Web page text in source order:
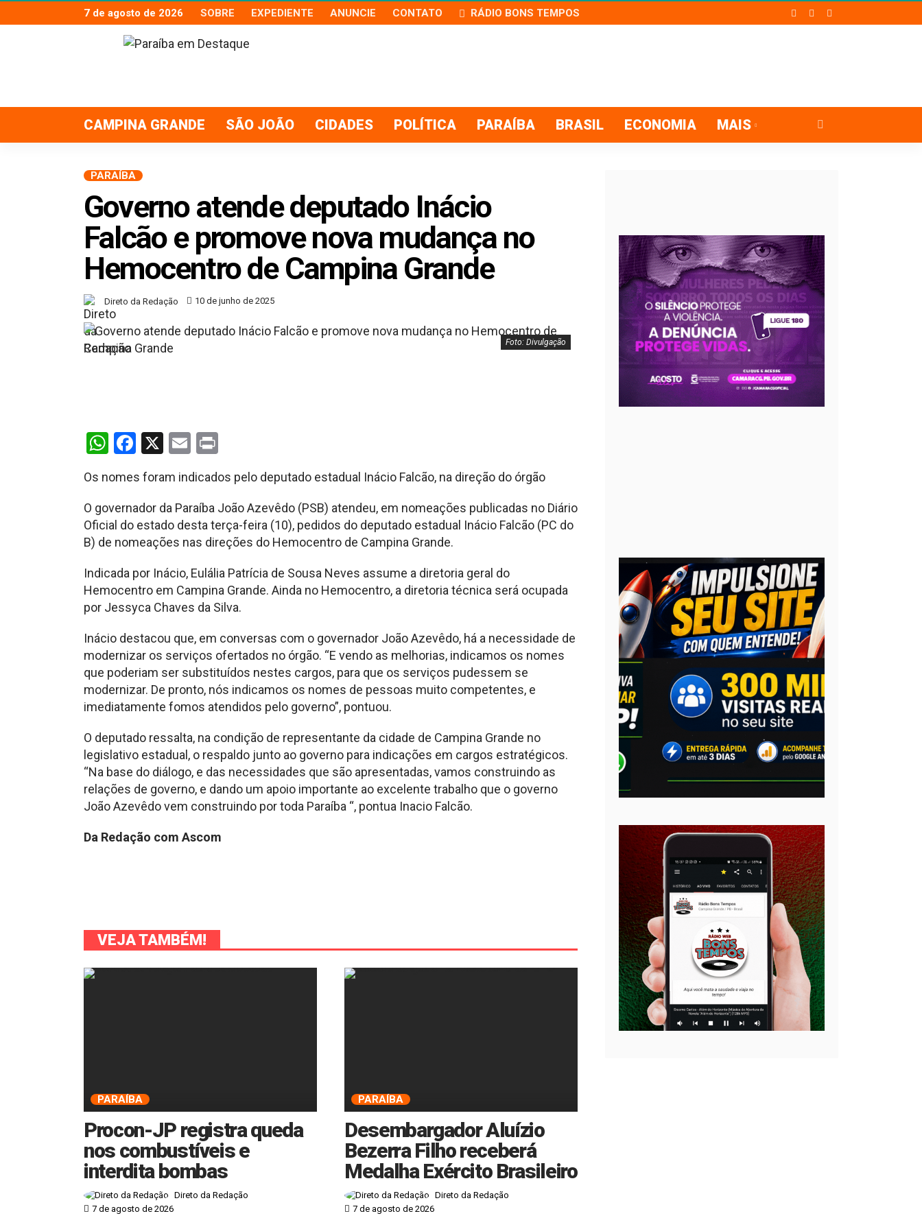
7 de agosto de 2026 SOBRE EXPEDIENTE ANUNCIE CONTATO RÁDIO BONS TEMPOS
CAMPINA GRANDE SÃO JOÃO CIDADES POLÍTICA PARAÍBA BRASIL ECONOMIA MAIS
PARAÍBA
Governo atende deputado Inácio
Falcão e promove nova mudança no
Hemocentro de Campina Grande
Direto da Redação 10 de junho de 2025
Foto: Divulgação
WhatsApp
Facebook
X Email
Os nomes foram indicados pelo deputado estadual Inácio Falcão, na direção do órgão
O governador da Paraíba João Azevêdo (PSB) atendeu, em nomeações publicadas no Diário
Oficial do estado desta terça-feira (10), pedidos do deputado estadual Inácio Falcão (PC do
B) de nomeações nas direções do Hemocentro de Campina Grande.
Indicada por Inácio, Eulália Patrícia de Sousa Neves assume a diretoria geral do
Hemocentro em Campina Grande. Ainda no Hemocentro, a diretoria técnica será ocupada
por Jessyca Chaves da Silva.
Inácio destacou que, em conversas com o governador João Azevêdo, há a necessidade de
modernizar os serviços ofertados no órgão. “E vendo as melhorias, indicamos os nomes
que poderiam ser substituídos nestes cargos, para que os serviços pudessem se
modernizar. De pronto, nós indicamos os nomes de pessoas muito competentes, e
imediatamente fomos atendidos pelo governo”, pontuou.
O deputado ressalta, na condição de representante da cidade de Campina Grande no
legislativo estadual, o respaldo junto ao governo para indicações em cargos estratégicos.
“Na base do diálogo, e das necessidades que são apresentadas, vamos construindo as
relações de governo, e dando um apoio importante ao excelente trabalho que o governo
João Azevêdo vem construindo por toda Paraíba “, pontua Inacio Falcão.
Da Redação com Ascom
VEJA TAMBÉM!
PARAÍBA
Procon-JP registra queda
nos combustíveis e
interdita bombas
Direto da Redação
7 de agosto de 2026
PARAÍBA
Desembargador Aluízio
Bezerra Filho receberá
Medalha Exército Brasileiro
Direto da Redação
7 de agosto de 2026